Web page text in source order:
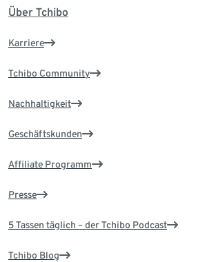
Über Tchibo
Karriere
Tchibo Community
Nachhaltigkeit
Geschäftskunden
Affiliate Programm
Presse
5 Tassen täglich – der Tchibo Podcast
Tchibo Blog